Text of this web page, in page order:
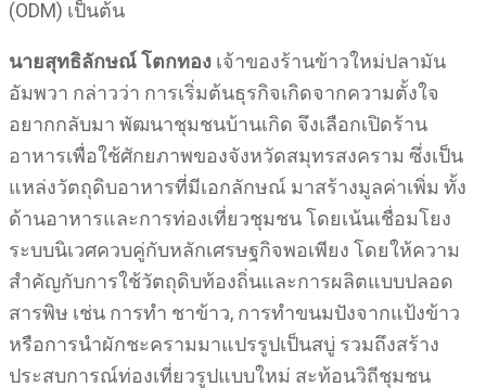
(ODM) เป็นต้น
นายสุทธิลักษณ์ โตกทอง เจ้าของร้านข้าวใหม่ปลามัน
อัมพวา กล่าวว่า การเริ่มต้นธุรกิจเกิดจากความตั้งใจ
อยากกลับมา พัฒนาชุมชนบ้านเกิด จึงเลือกเปิดร้าน
อาหารเพื่อใช้ศักยภาพของจังหวัดสมุทรสงคราม ซึ่งเป็น
แหล่งวัตถุดิบอาหารที่มีเอกลักษณ์ มาสร้างมูลค่าเพิ่ม ทั้ง
ด้านอาหารและการท่องเที่ยวชุมชน โดยเน้นเชื่อมโยง
ระบบนิเวศควบคู่กับหลักเศรษฐกิจพอเพียง โดยให้ความ
สำคัญกับการใช้วัตถุดิบท้องถิ่นและการผลิตแบบปลอด
สารพิษ เช่น การทำ ชาข้าว, การทำขนมปังจากแป้งข้าว
หรือการนำผักชะครามมาแปรรูปเป็นสบู่ รวมถึงสร้าง
ประสบการณ์ท่องเที่ยวรูปแบบใหม่ สะท้อนวิถีชุมชน